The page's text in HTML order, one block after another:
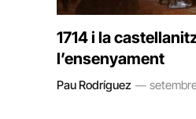
1714 i la
l’ensenyament
Pau Rodríguez